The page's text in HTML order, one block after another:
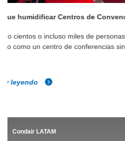
¿Por qué humidificar museos?
El aire seco absorbe la humedad
reduce y se contraen. En el caso
Condair LATAM